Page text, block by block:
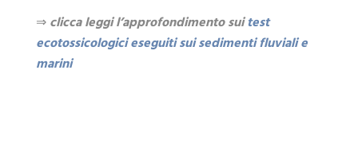
⇒clicca leggi l’approfondimento suitest
ecotossicologici eseguiti sui sedimenti fluviali e
marini